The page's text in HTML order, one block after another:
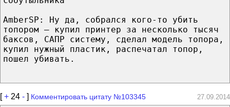
AmberSP: Ну да, собрался кого-то убить
топором — купил принтер за несколько тысяч
баксов, САПР систему, сделал модель топора,
купил нужный пластик, распечатал топор,
пошел убивать.
[+ 24 - ] Комментировать цитату №103345 27.09.2014